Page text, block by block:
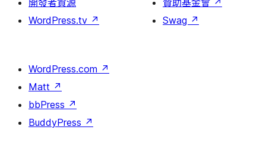
開發者資源
WordPress.tv ↗
贊助基金會 ↗
Swag ↗
WordPress.com ↗
Matt ↗
bbPress ↗
BuddyPress ↗